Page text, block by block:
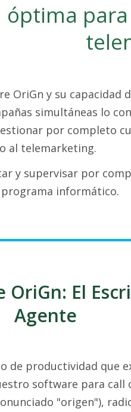
óptima
OriGn y su capacidad
simultáneas lo
por completo
al telemarketing.
y supervisar por
programa informático.
OriGn: El
Agente
de productividad que
software para call
"origen"),